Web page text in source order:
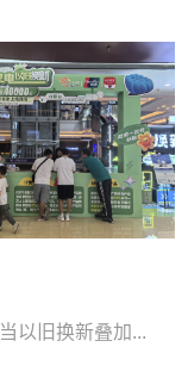
以旧换新叠加...